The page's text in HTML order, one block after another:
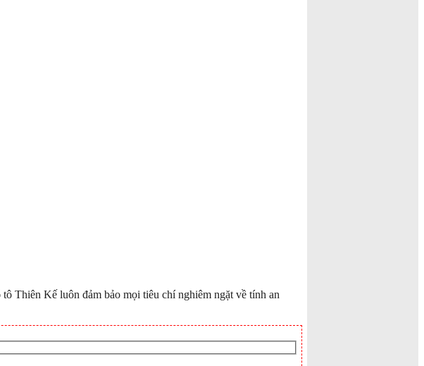
Thiên Kế luôn đảm bảo mọi tiêu chí nghiêm ngặt về tính an